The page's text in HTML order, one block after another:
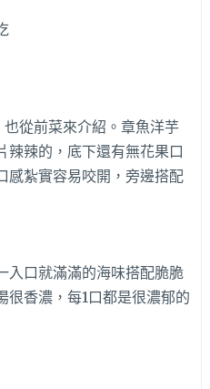
從前菜來介紹。章魚洋芋
辣辣的，底下還有無花果口
感紮實容易咬開，旁邊搭配
入口就滿滿的海味搭配脆脆
很香濃，每1口都是很濃郁的